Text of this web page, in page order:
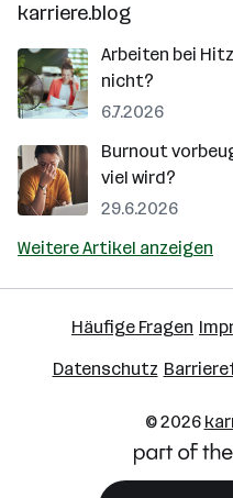
karriere.blog
Arbeiten bei
nicht?
6.7.2026
Burnout
viel wird?
29.6.2026
Weitere Artikel anzeigen
Häufige Fragen
Datenschutz
© 2026